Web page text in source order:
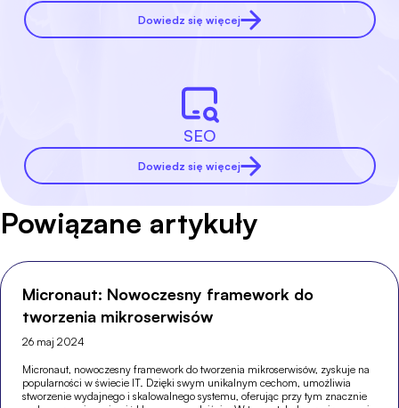
Dowiedz się więcej
SEO
Dowiedz się więcej
Powiązane artykuły
Micronaut: Nowoczesny framework do
tworzenia mikroserwisów
26 maj 2024
Micronaut, nowoczesny framework do tworzenia mikroserwisów, zyskuje na
popularności w świecie IT. Dzięki swym unikalnym cechom, umożliwia
stworzenie wydajnego i skalowalnego systemu, oferując przy tym znacznie